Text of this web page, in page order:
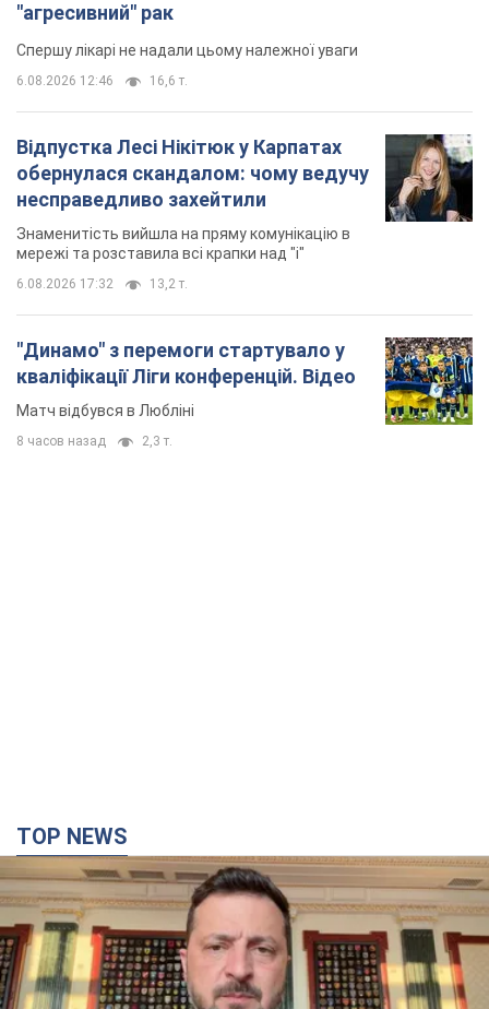
"агресивний" рак
Спершу лікарі не надали цьому належної уваги
6.08.2026 12:46 16,6 т.
Відпустка Лесі Нікітюк у Карпатах
обернулася скандалом: чому ведучу
несправедливо захейтили
Знаменитість вийшла на пряму комунікацію в
мережі та розставила всі крапки над "і"
6.08.2026 17:32 13,2 т.
"Динамо" з перемоги стартувало у
кваліфікації Ліги конференцій. Відео
Матч відбувся в Любліні
8 часов назад 2,3 т.
TOP NEWS